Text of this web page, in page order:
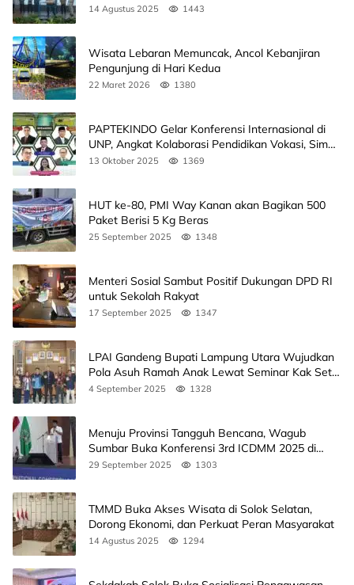
14 Agustus 2025 1443
Wisata Lebaran Memuncak, Ancol Kebanjiran
Pengunjung di Hari Kedua
22 Maret 2026 1380
PAPTEKINDO Gelar Konferensi Internasional di
UNP, Angkat Kolaborasi Pendidikan Vokasi, Simak
Agendanya
13 Oktober 2025 1369
HUT ke-80, PMI Way Kanan akan Bagikan 500
Paket Berisi 5 Kg Beras
25 September 2025 1348
Menteri Sosial Sambut Positif Dukungan DPD RI
untuk Sekolah Rakyat
17 September 2025 1347
LPAI Gandeng Bupati Lampung Utara Wujudkan
Pola Asuh Ramah Anak Lewat Seminar Kak Seto,
Ini Jadwalnya
4 September 2025 1328
Menuju Provinsi Tangguh Bencana, Wagub
Sumbar Buka Konferensi 3rd ICDMM 2025 di
Unand
29 September 2025 1303
TMMD Buka Akses Wisata di Solok Selatan,
Dorong Ekonomi, dan Perkuat Peran Masyarakat
14 Agustus 2025 1294